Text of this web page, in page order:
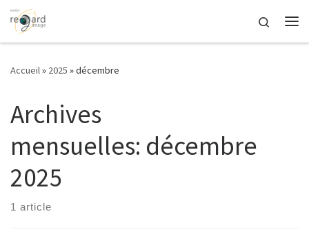
Passer au contenu
Search
Accueil» 2025 »décembre
Archives
mensuelles: décembre
2025
1 article